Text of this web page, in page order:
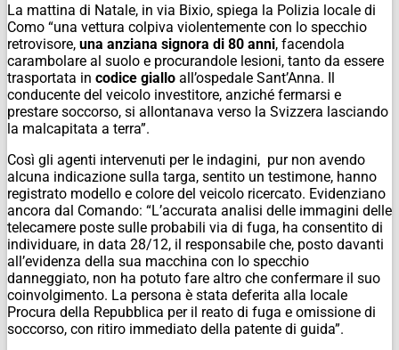
La mattina di Natale, in via Bixio, spiega la Polizia locale di
Como “una vettura colpiva violentemente con lo specchio
retrovisore, una anziana signora di 80 anni, facendola
carambolare al suolo e procurandole lesioni, tanto da essere
trasportata in codice giallo all’ospedale Sant’Anna. Il
conducente del veicolo investitore, anziché fermarsi e
prestare soccorso, si allontanava verso la Svizzera lasciando
la malcapitata a terra”.
Così gli agenti intervenuti per le indagini, pur non avendo
alcuna indicazione sulla targa, sentito un testimone, hanno
registrato modello e colore del veicolo ricercato. Evidenziano
ancora dal Comando: “L’accurata analisi delle immagini delle
telecamere poste sulle probabili via di fuga, ha consentito di
individuare, in data 28/12, il responsabile che, posto davanti
all’evidenza della sua macchina con lo specchio
danneggiato, non ha potuto fare altro che confermare il suo
coinvolgimento. La persona è stata deferita alla locale
Procura della Repubblica per il reato di fuga e omissione di
soccorso, con ritiro immediato della patente di guida”.